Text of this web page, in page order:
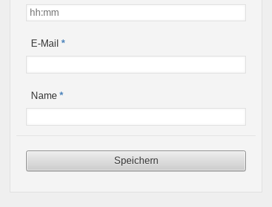
E-Mail*
Name*